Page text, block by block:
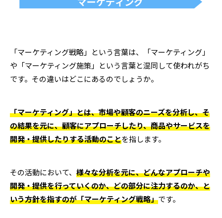
「マーケティング戦略」という言葉は、「マーケティング」
や「マーケティング施策」という言葉と混同して使われがち
です。その違いはどこにあるのでしょうか。
「マーケティング」とは、市場や顧客のニーズを分析し、そ
の結果を元に、顧客にアプローチしたり、商品やサービスを
開発・提供したりする活動のことを指します。
その活動において、 様々な分析を元に、どんなアプローチや
開発・提供を行っていくのか、どの部分に注力するのか、と
いう方針を指すのが「マーケティング戦略」です。